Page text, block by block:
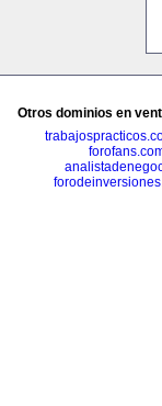
Otros dominios en